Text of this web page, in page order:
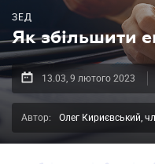
ЗЕД
Як збільшити
13.03, 9 лютого 2023
Автор: Олег Кириєвський,